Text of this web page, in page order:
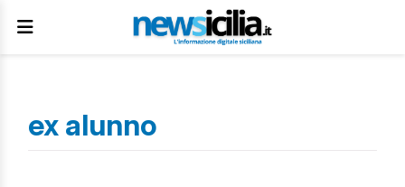
ex alunno